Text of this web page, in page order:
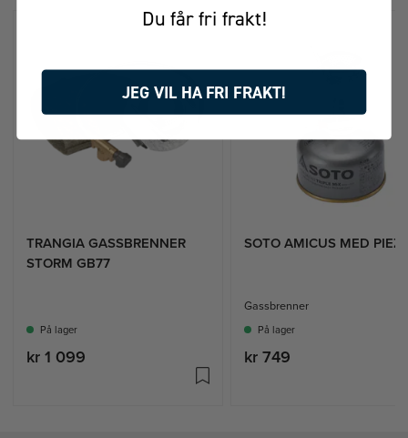
TRANGIA GASSBRENNER
STORM GB77
På lager
kr 1 099
SOTO AMICUS MED
Gassbrenner
På lager
kr 749
Du får fri frakt!
JEG VIL HA FRI FRAKT!